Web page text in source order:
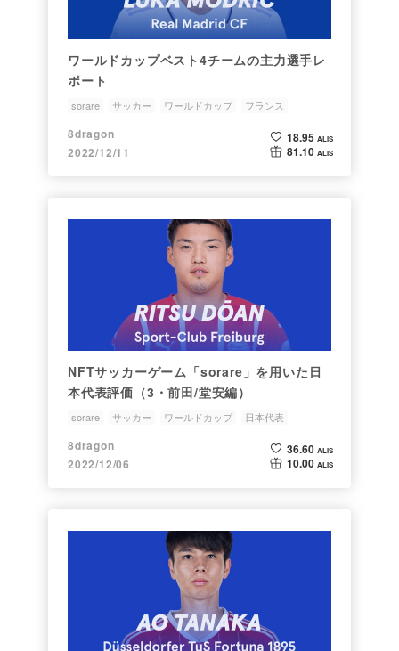
ワールドカップベスト4チームの主力選手レ
ポート
sorare サッカー ワールドカップ
フランス
アルゼンチン
8dragon
2022/12/11
18.95 ALIS
81.10 ALIS
NFTサッカーゲーム「sorare」を用いた日
本代表評価（3・前田/堂安編）
sorare サッカー ワールドカップ 日本代表
8dragon
2022/12/06
36.60 ALIS
10.00 ALIS